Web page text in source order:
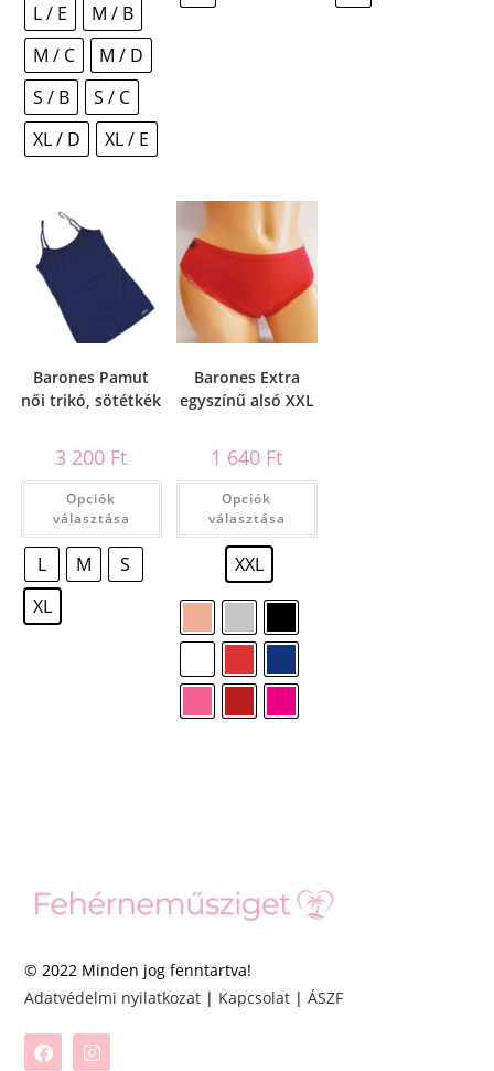
L / E
M / B
M / C
M / D
S / B
S / C
XL / D
XL / E
Barones Pamut
női trikó, sötétkék
3 200 Ft
Opciók
választása
L M
S
XL
Barones Extra
egyszínű alsó XXL
1 640 Ft
Opciók
választása
XXL
© 2022 Minden jog fenntartva!
Adatvédelmi nyilatkozat | Kapcsolat |ÁSZF